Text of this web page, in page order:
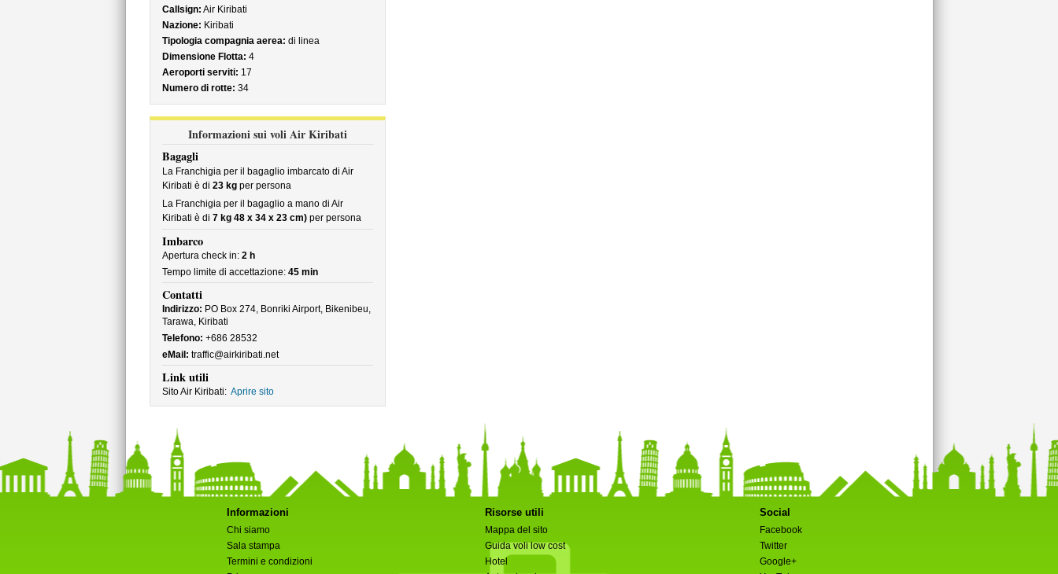
Callsign: Air Kiribati
Nazione: Kiribati
Tipologia compagnia aerea: di linea
Dimensione Flotta: 4
Aeroporti serviti: 17
Numero di rotte: 34
Informazioni sui voli Air Kiribati
Bagagli
La Franchigia per il bagaglio imbarcato di Air
Kiribati è di 23 kgper persona
La Franchigia per il bagaglio a mano di Air
Kiribati è di 7 kg 48 x 34 x 23 cm)per persona
Imbarco
Apertura check in: 2 h
Tempo limite di accettazione: 45 min
Contatti
Indirizzo: PO Box 274, Bonriki Airport, Bikenibeu,
Tarawa, Kiribati
Telefono: +686 28532
eMail: traffic@airkiribati.net
Link utili
Sito Air Kiribati: Aprire sito
Informazioni
Chi siamo
Sala stampa
Termini e condizioni
Risorse utili
Mappa del sito
Guida voli low cost
Hotel
Social
Facebook
Twitter
Google+